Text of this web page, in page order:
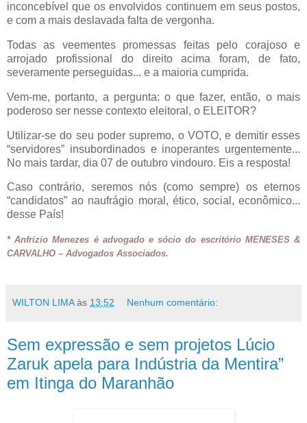
inconcebível que os envolvidos continuem em seus postos,
e com a mais deslavada falta de vergonha.
Todas as veementes promessas feitas pelo corajoso e
arrojado profissional do direito acima foram, de fato,
severamente perseguidas... e a maioria cumprida.
Vem-me, portanto, a pergunta: o que fazer, então, o mais
poderoso ser nesse contexto eleitoral, o ELEITOR?
Utilizar-se do seu poder supremo, o VOTO, e demitir esses
“servidores” insubordinados e inoperantes urgentemente...
No mais tardar, dia 07 de outubro vindouro. Eis a resposta!
Caso contrário, seremos nós (como sempre) os eternos
“candidatos” ao naufrágio moral, ético, social, econômico...
desse País!
* Anfrízio Menezes é advogado e sócio do escritório MENESES &
CARVALHO – Advogados Associados.
WILTON LIMA às 13:52 Nenhum comentário:
Sem expressão e sem projetos Lúcio
Zaruk apela para Indústria da Mentira”
em Itinga do Maranhão